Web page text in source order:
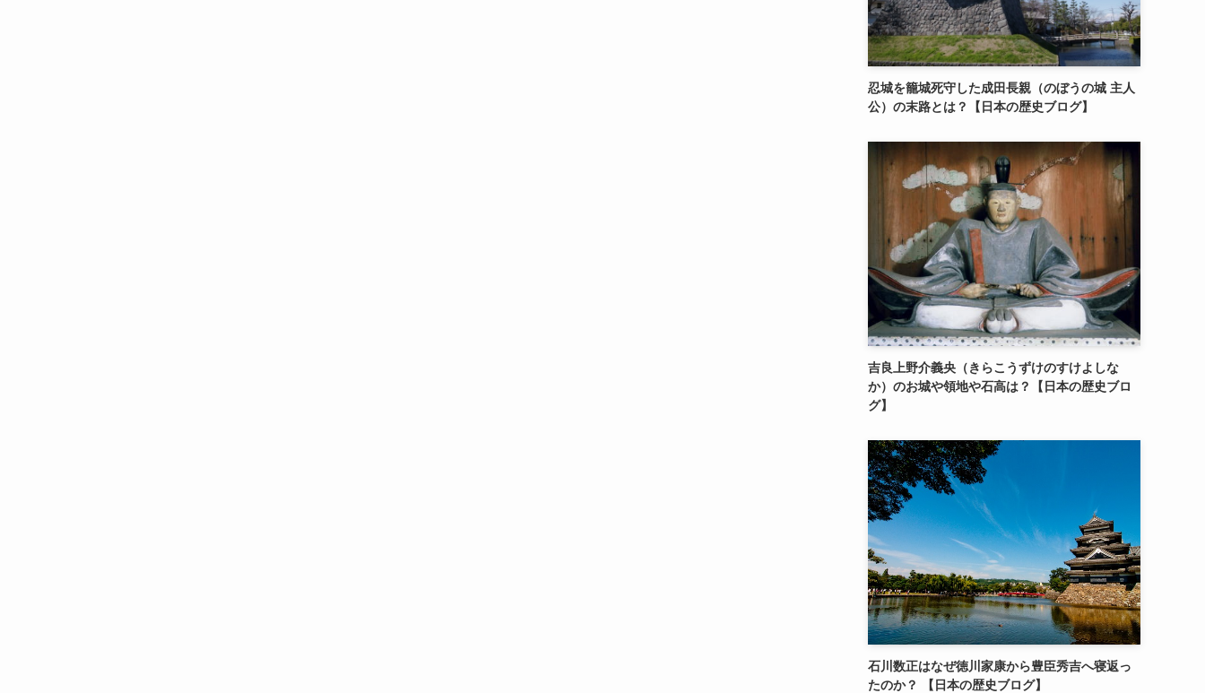
忍城を籠城死守した成田長親（のぼうの城 主人
公）の末路とは？【日本の歴史ブログ】
吉良上野介義央（きらこうずけのすけよしな
か）のお城や領地や石高は？【日本の歴史ブロ
グ】
石川数正はなぜ徳川家康から豊臣秀吉へ寝返っ
たのか？ 【日本の歴史ブログ】